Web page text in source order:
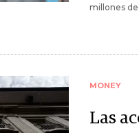
millones
MONEY
Las